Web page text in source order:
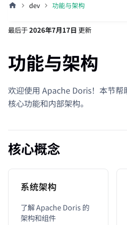
dev 功能与架构
最后于2026年7月17日 更新
功能与架构
欢迎使用 Apache Doris！本节
核心功能和内部架构。
核心概念
系统架构
了解 Apache Doris 的
架构和组件